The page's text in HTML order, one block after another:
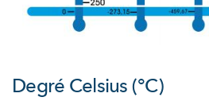
Degré Celsius (°C)